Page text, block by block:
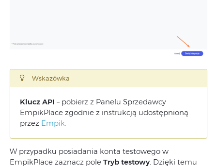
Wskazówka
Klucz API – pobierz z Panelu Sprzedawcy
EmpikPlace zgodnie z instrukcją udostępnioną
przez Empik.
W przypadku posiadania konta testowego w
EmpikPlace zaznacz pole Tryb testowy . Dzięki temu